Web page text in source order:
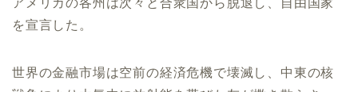
アメリカの各州は次々と合衆国から脱退し、自由国家
を宣言した。
世界の金融市場は空前の経済危機で壊滅し、中東の核